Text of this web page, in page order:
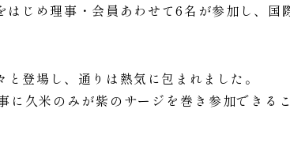
はじめ理事・会員あわせて6名が参加し、
登場し、通りは熱気に包まれました。
に久米のみが紫のサージを巻き参加できる